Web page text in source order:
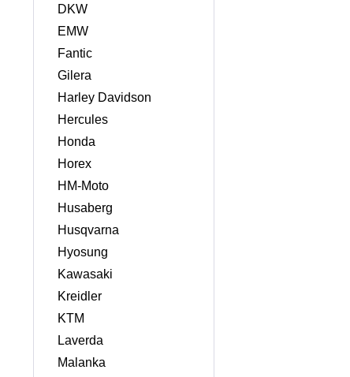
DKW
EMW
Fantic
Gilera
Harley Davidson
Hercules
Honda
Horex
HM-Moto
Husaberg
Husqvarna
Hyosung
Kawasaki
Kreidler
KTM
Laverda
Malanka